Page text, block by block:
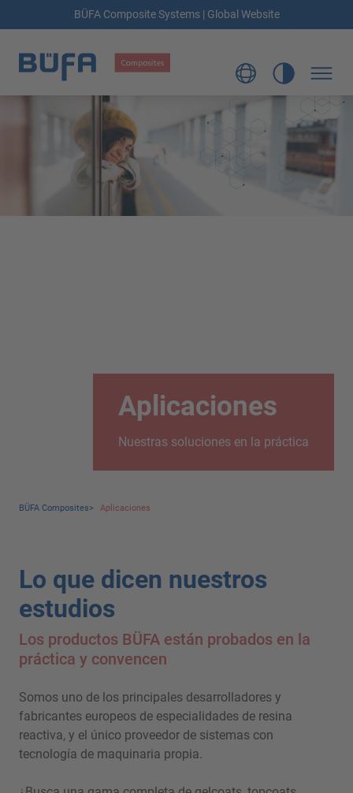
BÜFA Composite Systems | Global Website
Aplicaciones
Nuestras soluciones en la práctica
BÜFA Composites> Aplicaciones
Lo que dicen nuestros
estudios
Los productos BÜFA están probados en la
práctica y convencen
Somos uno de los principales desarrolladores y
fabricantes europeos de especialidades de resina
reactiva, y el único proveedor de sistemas con
tecnología de maquinaria propia.